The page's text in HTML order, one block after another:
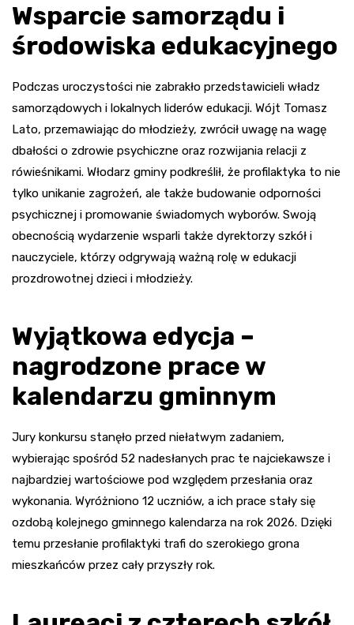
Wsparcie samorządu i
środowiska edukacyjnego
Podczas uroczystości nie zabrakło przedstawicieli władz
samorządowych i lokalnych liderów edukacji. Wójt Tomasz
Lato, przemawiając do młodzieży, zwrócił uwagę na wagę
dbałości o zdrowie psychiczne oraz rozwijania relacji z
rówieśnikami. Włodarz gminy podkreślił, że profilaktyka to nie
tylko unikanie zagrożeń, ale także budowanie odporności
psychicznej i promowanie świadomych wyborów. Swoją
obecnością wydarzenie wsparli także dyrektorzy szkół i
nauczyciele, którzy odgrywają ważną rolę w edukacji
prozdrowotnej dzieci i młodzieży.
Wyjątkowa edycja –
nagrodzone prace w
kalendarzu gminnym
Jury konkursu stanęło przed niełatwym zadaniem,
wybierając spośród 52 nadesłanych prac te najciekawsze i
najbardziej wartościowe pod względem przesłania oraz
wykonania. Wyróżniono 12 uczniów, a ich prace stały się
ozdobą kolejnego gminnego kalendarza na rok 2026. Dzięki
temu przesłanie profilaktyki trafi do szerokiego grona
mieszkańców przez cały przyszły rok.